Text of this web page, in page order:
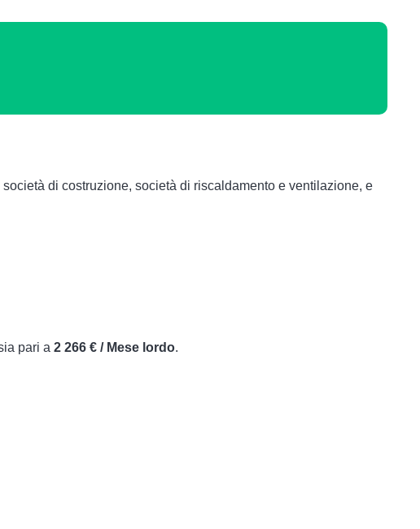
di costruzione, società di riscaldamento e ventilazione, e
pari a 2 266 € / Mese lordo.